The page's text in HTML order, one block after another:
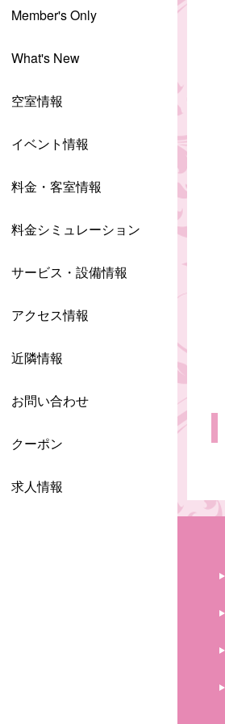
Member's Only
What's New
空室情報
イベント情報
料金・客室情報
料金シミュレーション
サービス・設備情報
アクセス情報
近隣情報
お問い合わせ
クーポン
求人情報